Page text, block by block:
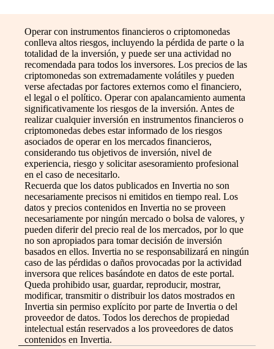
Operar con instrumentos financieros o criptomonedas
conlleva altos riesgos, incluyendo la pérdida de parte o la
totalidad de la inversión, y puede ser una actividad no
recomendada para todos los inversores. Los precios de las
criptomonedas son extremadamente volátiles y pueden
verse afectadas por factores externos como el financiero,
el legal o el político. Operar con apalancamiento aumenta
significativamente los riesgos de la inversión. Antes de
realizar cualquier inversión en instrumentos financieros o
criptomonedas debes estar informado de los riesgos
asociados de operar en los mercados financieros,
considerando tus objetivos de inversión, nivel de
experiencia, riesgo y solicitar asesoramiento profesional
en el caso de necesitarlo.
Recuerda que los datos publicados en Invertia no son
necesariamente precisos ni emitidos en tiempo real. Los
datos y precios contenidos en Invertia no se proveen
necesariamente por ningún mercado o bolsa de valores, y
pueden diferir del precio real de los mercados, por lo que
no son apropiados para tomar decisión de inversión
basados en ellos. Invertia no se responsabilizará en ningún
caso de las pérdidas o daños provocadas por la actividad
inversora que relices basándote en datos de este portal.
Queda prohibido usar, guardar, reproducir, mostrar,
modificar, transmitir o distribuir los datos mostrados en
Invertia sin permiso explícito por parte de Invertia o del
proveedor de datos. Todos los derechos de propiedad
intelectual están reservados a los proveedores de datos
contenidos en Invertia.